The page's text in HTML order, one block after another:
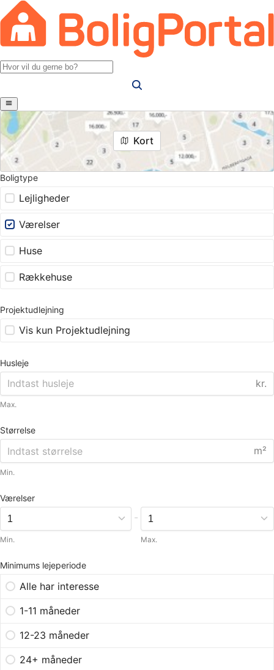
Kort
Boligtype
Lejligheder
Værelser
Huse
Rækkehuse
Projektudlejning
Vis kun Projektudlejning
Husleje
kr.
Max.
Størrelse
m²
Min.
Værelser
Min.
-
Max.
Minimums lejeperiode
Alle har interesse
1-11 måneder
12-23 måneder
24+ måneder